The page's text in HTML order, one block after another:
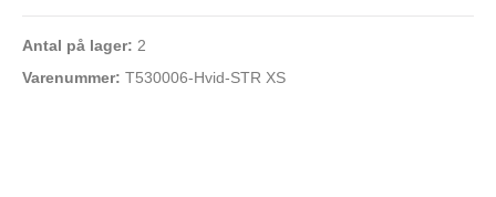
Antal på lager: 2
Varenummer: T530006-Hvid-STR XS